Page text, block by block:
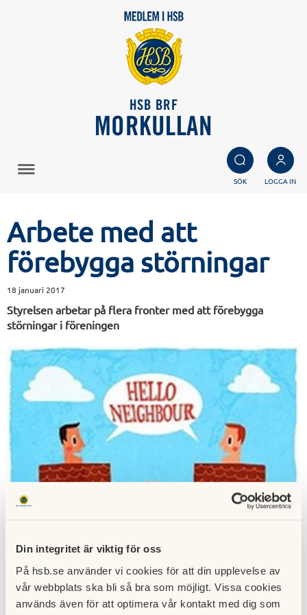
Din integritet är viktig för oss
På hsb.se använder vi cookies för att din upplevelse av
vår webbplats ska bli så bra som möjligt. Vissa cookies
används även för att optimera vår kontakt med dig som
HSB BRF
MORKULLAN
SÖK LOGGA IN
Arbete med att
förebygga störningar
18 januari 2017
Styrelsen arbetar på flera fronter med att förebygga
störningar i föreningen